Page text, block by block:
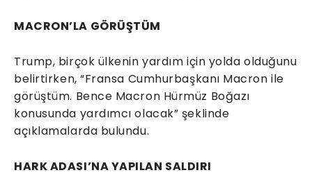
MACRON’LA GÖRÜŞTÜM
Trump, birçok ülkenin yardım için yolda olduğunu
belirtirken, “Fransa Cumhurbaşkanı Macron ile
görüştüm. Bence Macron Hürmüz Boğazı
konusunda yardımcı olacak” şeklinde
açıklamalarda bulundu.
HARK ADASI’NA YAPILAN SALDIRI